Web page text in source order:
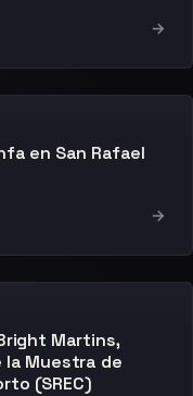
→
en San Rafael
→
Martins,
la Muestra de
(SREC)